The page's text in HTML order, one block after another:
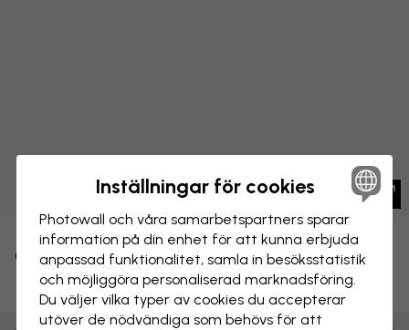
Bananer
CANVASTAVLA Spara
Inställningar för cookies
Photowall och våra samarbets­partners sparar
information på din enhet för att kunna erbjuda
anpassad funktionalitet, samla in besöks­statistik
och möjliggöra personaliserad marknads­föring.
Du väljer vilka typer av cookies du accepterar
utöver de nödvändiga som behövs för att